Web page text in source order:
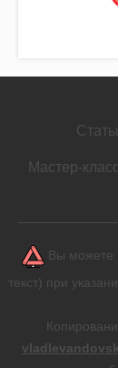
Мастер-
Вы можете
текст) при